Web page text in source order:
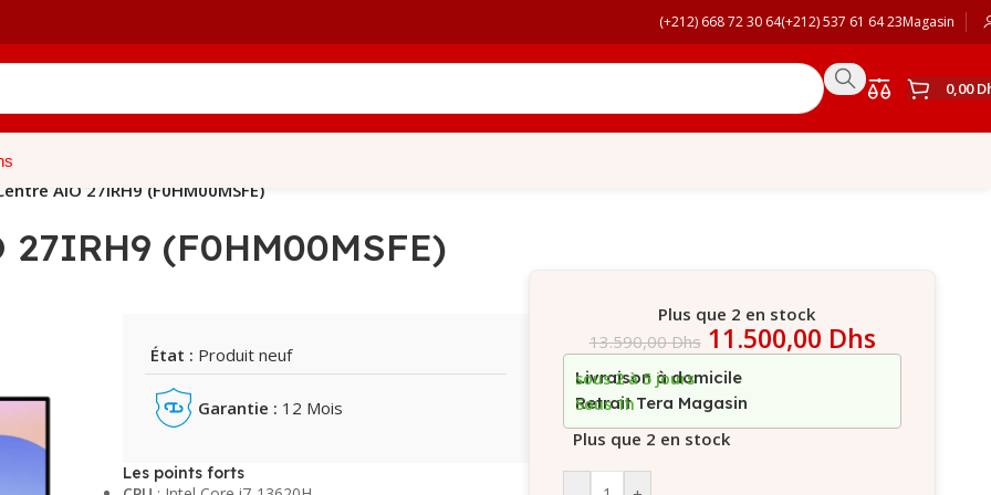
(+212) 668 72 30 64(+212) 537 61 64 23Magasin
0,00
AIO 27IRH9 (F0HM00MSFE)
(F0HM00MSFE)
État : Produit neuf
Garantie : 12 Mois
Les points forts
Plus que 2 en stock
13.590,00Dhs 11.500,00 Dhs
Livraison à domicile
sous 2 à 5 jours
Retrait Tera Magasin
Sous 1h
Plus que 2 en stock